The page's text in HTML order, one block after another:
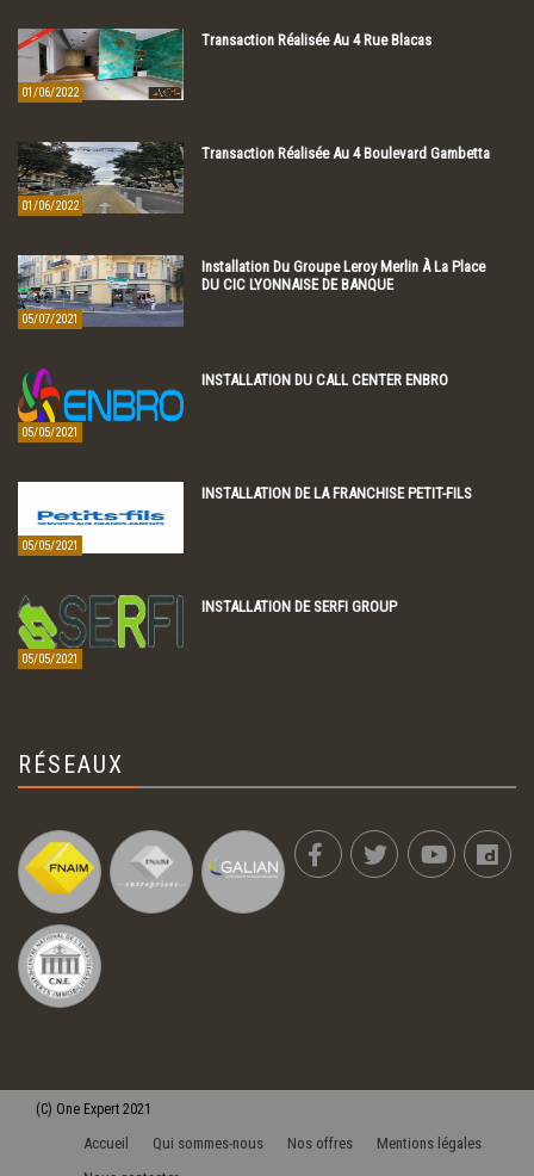
01/06/2022
Transaction Réalisée Au 4 Rue Blacas
01/06/2022
Transaction Réalisée Au 4 Boulevard Gambetta
05/07/2021
Installation Du Groupe Leroy Merlin À La Place
DU CIC LYONNAISE DE BANQUE
05/05/2021
INSTALLATION DU CALL CENTER ENBRO
05/05/2021
INSTALLATION DE LA FRANCHISE PETIT-FILS
05/05/2021
INSTALLATION DE SERFI GROUP
RÉSEAUX
(C) One Expert 2021
Accueil Qui sommes-nous Nos offres
Mentions légales